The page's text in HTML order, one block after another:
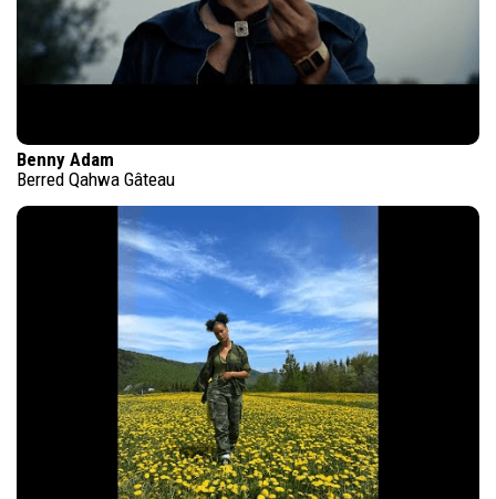
Benny Adam
Berred Qahwa Gâteau